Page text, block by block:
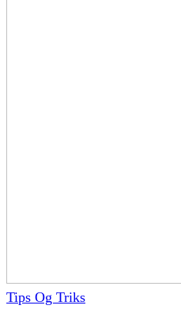
Tips Og Triks